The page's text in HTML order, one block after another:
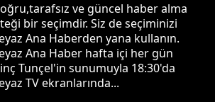
ve güncel haber alma
bir seçimdir. Siz de seçiminizi
Ana Haberden yana kullanın.
Ana Haber hafta içi her gün
Tunçel'in sunumuyla 18:30'da
TV ekranlarında...